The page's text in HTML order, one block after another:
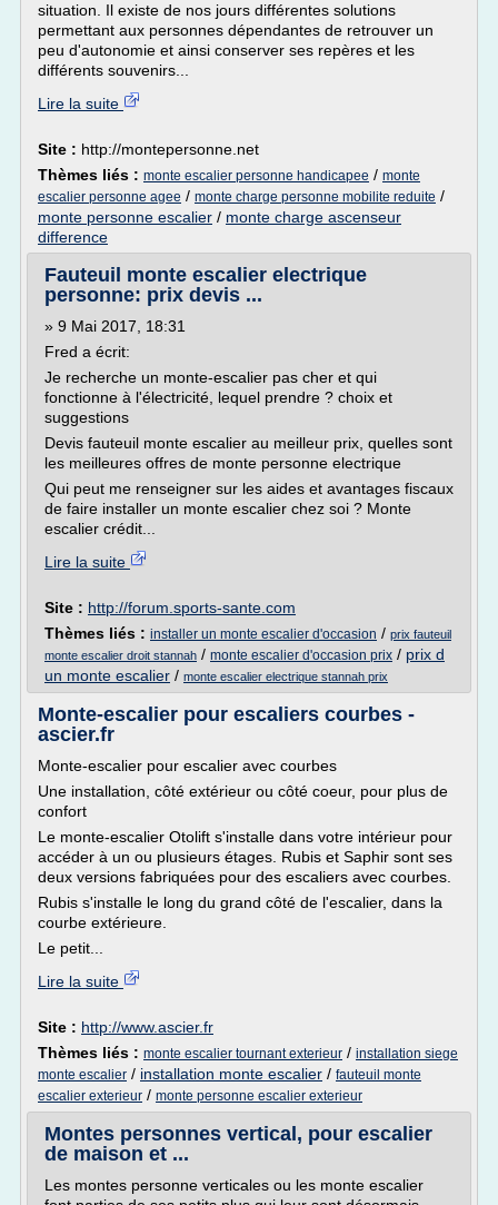
situation. Il existe de nos jours différentes solutions
permettant aux personnes dépendantes de retrouver un
peu d'autonomie et ainsi conserver ses repères et les
différents souvenirs...
Lire la suite
Site : http://montepersonne.net
Thèmes liés : monte escalier personne handicapee / monte
escalier personne agee / monte charge personne mobilite reduite /
monte personne escalier / monte charge ascenseur
difference
Fauteuil monte escalier electrique
personne: prix devis ...
» 9 Mai 2017, 18:31
Fred a écrit:
Je recherche un monte-escalier pas cher et qui
fonctionne à l'électricité, lequel prendre ? choix et
suggestions
Devis fauteuil monte escalier au meilleur prix, quelles sont
les meilleures offres de monte personne electrique
Qui peut me renseigner sur les aides et avantages fiscaux
de faire installer un monte escalier chez soi ? Monte
escalier crédit...
Lire la suite
Site : http://forum.sports-sante.com
Thèmes liés : installer un monte escalier d'occasion / prix fauteuil
monte escalier droit stannah / monte escalier d'occasion prix / prix d
un monte escalier / monte escalier electrique stannah prix
Monte-escalier pour escaliers courbes -
ascier.fr
Monte-escalier pour escalier avec courbes
Une installation, côté extérieur ou côté coeur, pour plus de
confort
Le monte-escalier Otolift s'installe dans votre intérieur pour
accéder à un ou plusieurs étages. Rubis et Saphir sont ses
deux versions fabriquées pour des escaliers avec courbes.
Rubis s'installe le long du grand côté de l'escalier, dans la
courbe extérieure.
Le petit...
Lire la suite
Site : http://www.ascier.fr
Thèmes liés : monte escalier tournant exterieur / installation siege
monte escalier / installation monte escalier / fauteuil monte
escalier exterieur / monte personne escalier exterieur
Montes personnes vertical, pour escalier
de maison et ...
Les montes personne verticales ou les monte escalier